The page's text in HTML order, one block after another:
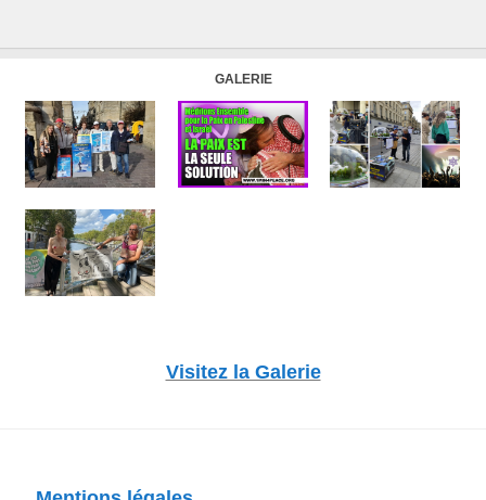
GALERIE
Visitez la Galerie